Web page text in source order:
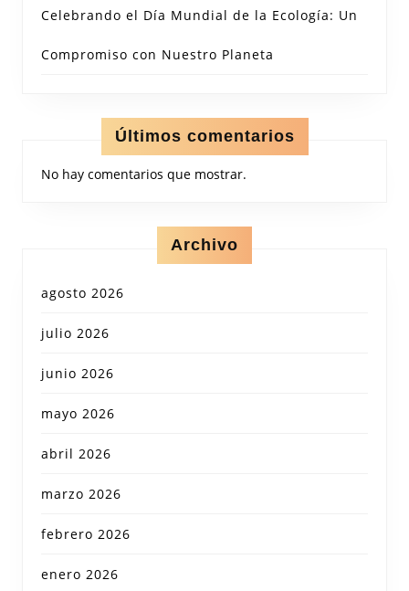
Celebrando el Día Mundial de la Ecología: Un
Compromiso con Nuestro Planeta
Últimos comentarios
No hay comentarios que mostrar.
Archivo
agosto 2026
julio 2026
junio 2026
mayo 2026
abril 2026
marzo 2026
febrero 2026
enero 2026